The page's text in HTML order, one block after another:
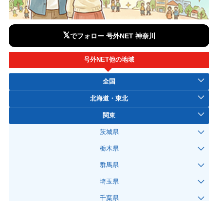
𝕏でフォロー 号外NET 神奈川
号外NET他の地域
全国
北海道・東北
関東
茨城県
栃木県
群馬県
埼玉県
千葉県